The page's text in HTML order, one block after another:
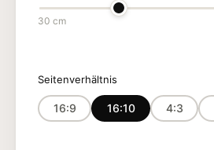
30 cm
Seitenverhältnis
16:9 16:10 4:3